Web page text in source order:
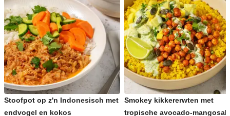
Stoofpot op z'n Indonesisch met
endvogel en kokos
Smokey kikkererwten met
tropische avocado-